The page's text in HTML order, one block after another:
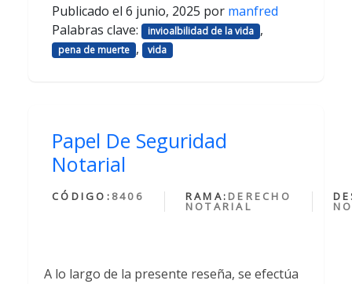
Publicado el 6 junio, 2025 por manfred
Palabras clave:
invioalbilidad de la vida ,
pena de muerte , vida
Papel De Seguridad
Notarial
CÓDIGO: 8406 RAMA: DERECHO
NOTARIAL
A lo largo de la presente reseña, se efectúa